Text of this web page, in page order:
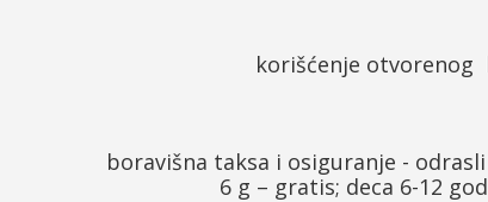
korišćenje otvorenog
boravišna taksa i osiguranje -
6 g – gratis; deca 6-12